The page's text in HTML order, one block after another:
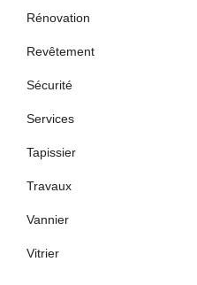
Rénovation
Revêtement
Sécurité
Services
Tapissier
Travaux
Vannier
Vitrier